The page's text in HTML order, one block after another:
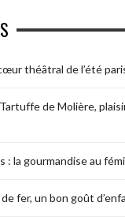
théâtral de l’été
de Molière,
: la gourmandise au
fer, un bon goût